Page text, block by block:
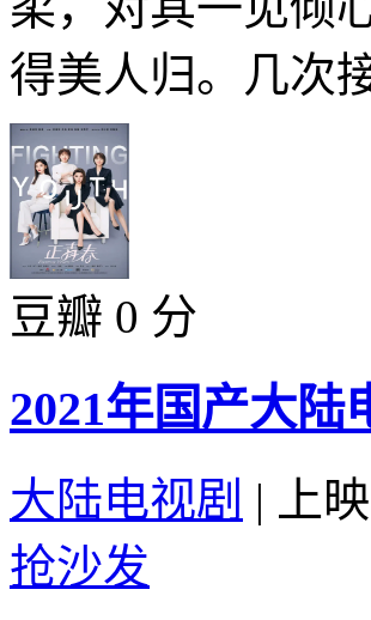
得美人归。几次
豆瓣 0 分
2021年国产大陆
大陆电视剧 |
上
抢沙发